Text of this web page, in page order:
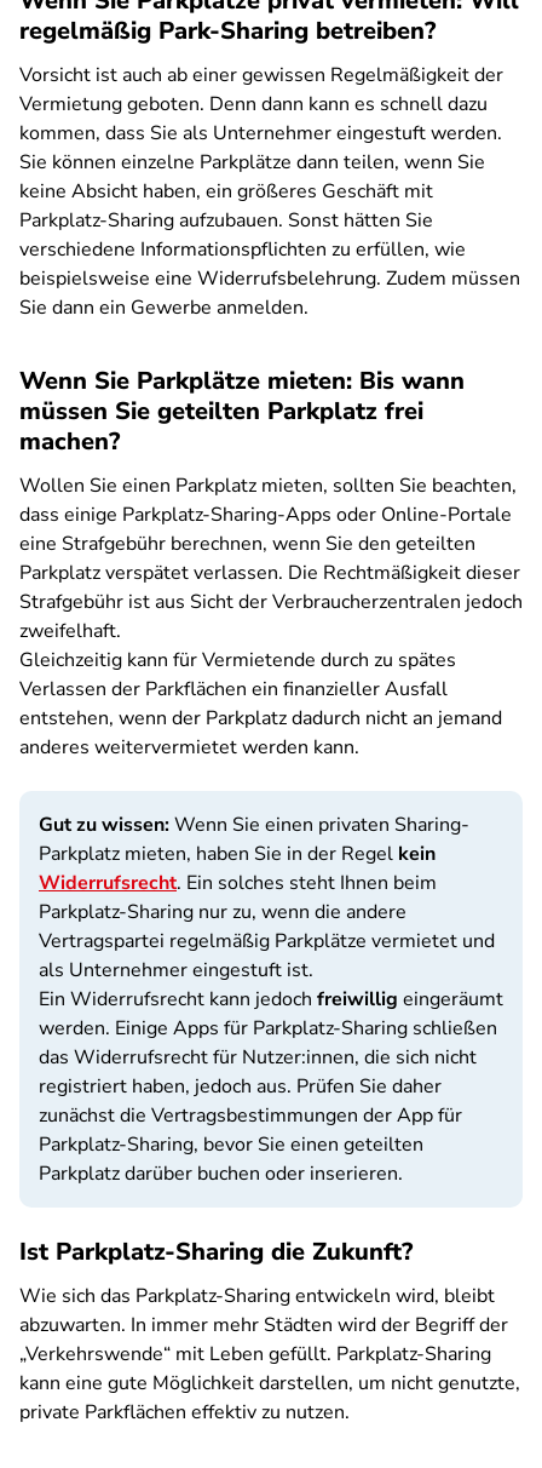
regelmäßig Park-Sharing betreiben?
Vorsicht ist auch ab einer gewissen Regelmäßigkeit der
Vermietung geboten. Denn dann kann es schnell dazu
kommen, dass Sie als Unternehmer eingestuft werden.
Sie können einzelne Parkplätze dann teilen, wenn Sie
keine Absicht haben, ein größeres Geschäft mit
Parkplatz-Sharing aufzubauen. Sonst hätten Sie
verschiedene Informationspflichten zu erfüllen, wie
beispielsweise eine Widerrufsbelehrung. Zudem müssen
Sie dann ein Gewerbe anmelden.
Wenn Sie Parkplätze mieten: Bis wann
müssen Sie geteilten Parkplatz frei
machen?
Wollen Sie einen Parkplatz mieten, sollten Sie beachten,
dass einige Parkplatz-Sharing-Apps oder Online-Portale
eine Strafgebühr berechnen, wenn Sie den geteilten
Parkplatz verspätet verlassen. Die Rechtmäßigkeit dieser
Strafgebühr ist aus Sicht der Verbraucherzentralen jedoch
zweifelhaft.
Gleichzeitig kann für Vermietende durch zu spätes
Verlassen der Parkflächen ein finanzieller Ausfall
entstehen, wenn der Parkplatz dadurch nicht an jemand
anderes weitervermietet werden kann.
Gut zu wissen:Wenn Sie einen privaten Sharing-
Parkplatz mieten, haben Sie in der Regel kein
Widerrufsrecht. Ein solches steht Ihnen beim
Parkplatz-Sharing nur zu, wenn die andere
Vertragspartei regelmäßig Parkplätze vermietet und
als Unternehmer eingestuft ist.
Ein Widerrufsrecht kann jedoch freiwillig eingeräumt
werden. Einige Apps für Parkplatz-Sharing schließen
das Widerrufsrecht für Nutzer:innen, die sich nicht
registriert haben, jedoch aus. Prüfen Sie daher
zunächst die Vertragsbestimmungen der App für
Parkplatz-Sharing, bevor Sie einen geteilten
Parkplatz darüber buchen oder inserieren.
Ist Parkplatz-Sharing die Zukunft?
Wie sich das Parkplatz-Sharing entwickeln wird, bleibt
abzuwarten. In immer mehr Städten wird der Begriff der
„Verkehrswende“ mit Leben gefüllt. Parkplatz-Sharing
kann eine gute Möglichkeit darstellen, um nicht genutzte,
private Parkflächen effektiv zu nutzen.